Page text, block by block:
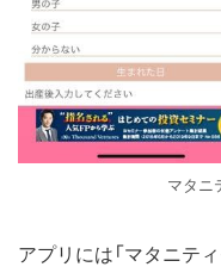
マタニ
アプリには「マタニテ